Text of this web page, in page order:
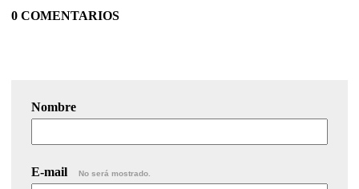
0 COMENTARIOS
Nombre
E-mail No será mostrado.